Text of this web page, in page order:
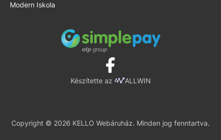
Modern Iskola
Készítette az ALLWIN
Copyright © 2026 KELLO Webáruház. Minden jog fenntartva.